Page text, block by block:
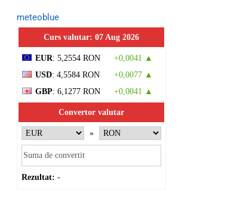
meteoblue
Curs valutar: 07 Aug 2026
EUR: 5,2554 RON
+0,0041 ▲
USD: 4,5584 RON
+0,0077 ▲
GBP: 6,1277 RON +0,0041 ▲
Convertor valutar
»
Rezultat: -